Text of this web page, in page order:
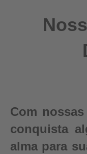
Com
conquista
alma para